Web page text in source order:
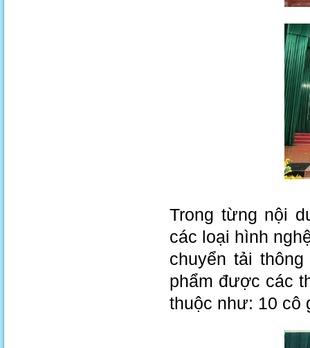
Trong từng nội
các loại hình
chuyển tải
phẩm được các
thuộc như: 10 cô